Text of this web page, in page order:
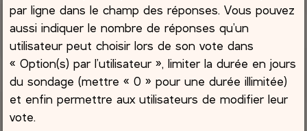
par ligne dans le champ des réponses. Vous pouvez
aussi indiquer le nombre de réponses qu’un
utilisateur peut choisir lors de son vote dans
« Option(s) par l’utilisateur », limiter la durée en jours
du sondage (mettre « 0 » pour une durée illimitée)
et enfin permettre aux utilisateurs de modifier leur
vote.